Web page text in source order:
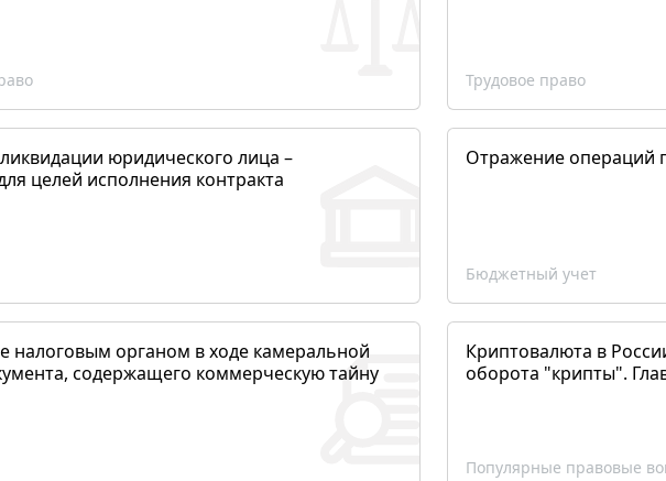
Трудовое право
юридического лица –
целей исполнения контракта
Отражение операций
Бюджетный учет
налоговым органом в ходе камеральной
содержащего коммерческую тайну
Криптовалюта в
оборота "крипты".
Популярные правовые